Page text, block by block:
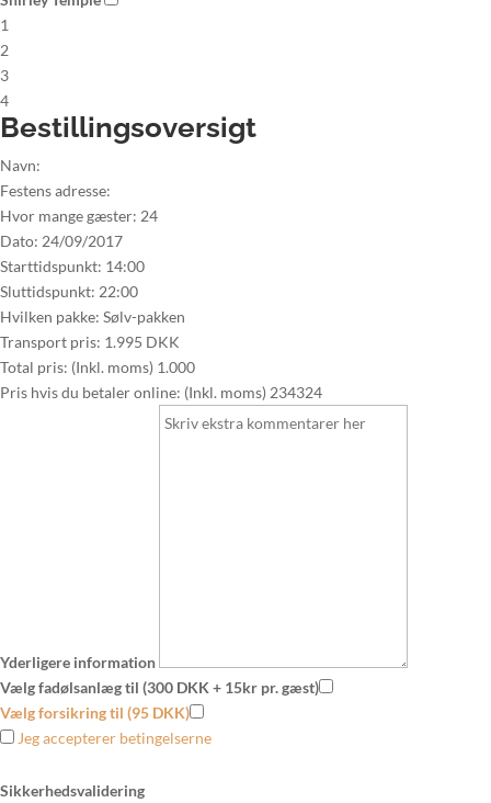
1
2
3
4
Bestillingsoversigt
Navn:
Festens adresse:
Hvor mange gæster: 24
Dato: 24/09/2017
Starttidspunkt: 14:00
Sluttidspunkt: 22:00
Hvilken pakke: Sølv-pakken
Transport pris: 1.995 DKK
Total pris: (Inkl. moms) 1.000
Pris hvis du betaler online: (Inkl. moms) 234324
Yderligere information
Vælg fadølsanlæg til (300 DKK + 15kr pr. gæst)
Vælg forsikring til (95 DKK)
Jeg accepterer betingelserne
Sikkerhedsvalidering